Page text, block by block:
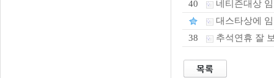
40
네티즌대상
대스타상에
38 추석연휴 잘